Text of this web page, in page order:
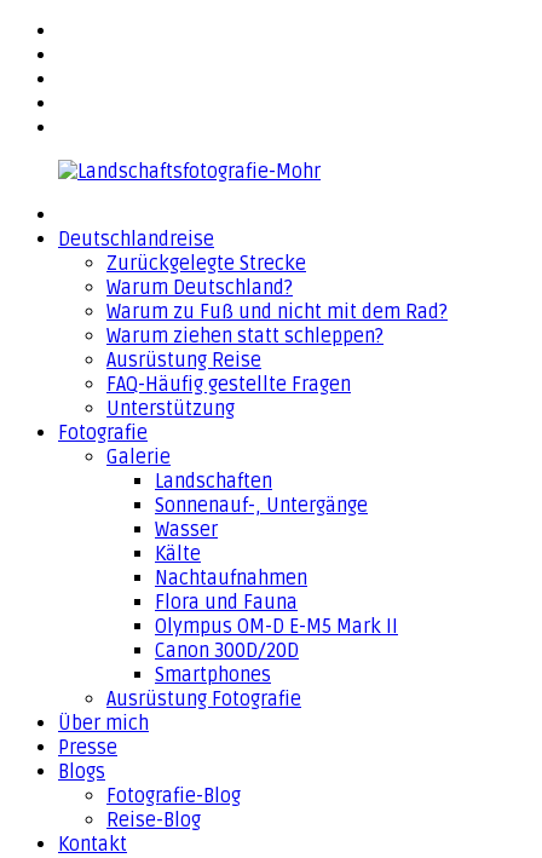
Zurück
zum
Inhalt
Landschaftsfotografie-
Deutschlandreise
Zurückgelegte Strecke
Warum Deutschland?
Warum zu Fuß und nicht mit dem Rad?
Warum ziehen statt schleppen?
Ausrüstung Reise
FAQ-Häufig gestellte Fragen
Unterstützung
Fotografie
Galerie
Landschaften
Sonnenauf-, Untergänge
Wasser
Kälte
Nachtaufnahmen
Flora und Fauna
Olympus OM-D E-M5 Mark II
Canon 300D/20D
Smartphones
Ausrüstung Fotografie
Über mich
Presse
Blogs
Fotografie-Blog
Reise-Blog
Kontakt